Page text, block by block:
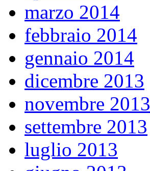
marzo 2014
febbraio 2014
gennaio 2014
dicembre 2013
novembre 2013
settembre 2013
luglio 2013